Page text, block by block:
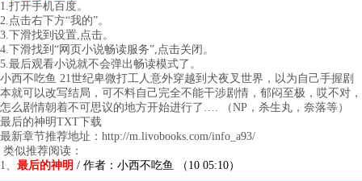
1.打开手机百度。
2.点击右下方“我的”。
3.下滑找到设置,点击。
4.下滑找到“网页小说畅读服务”,点击关闭。
5.最后观看小说就不会弹出畅读模式了。
小西不吃鱼 21世纪卑微打工人意外穿越到犬夜叉世界，以为自己手握剧
本就可以改写结局，可不料自己完全不能干涉剧情，郁闷至极，哎不对，
怎么剧情朝着不可思议的地方开始进行了…. （NP，杀生丸，奈落等）
最后的神明TXT下载
最新章节推荐地址：http://m.livobooks.com/info_a93/
类似推荐阅读：
1、 最后的神明 / 作者：小西不吃鱼 （10 05:10）